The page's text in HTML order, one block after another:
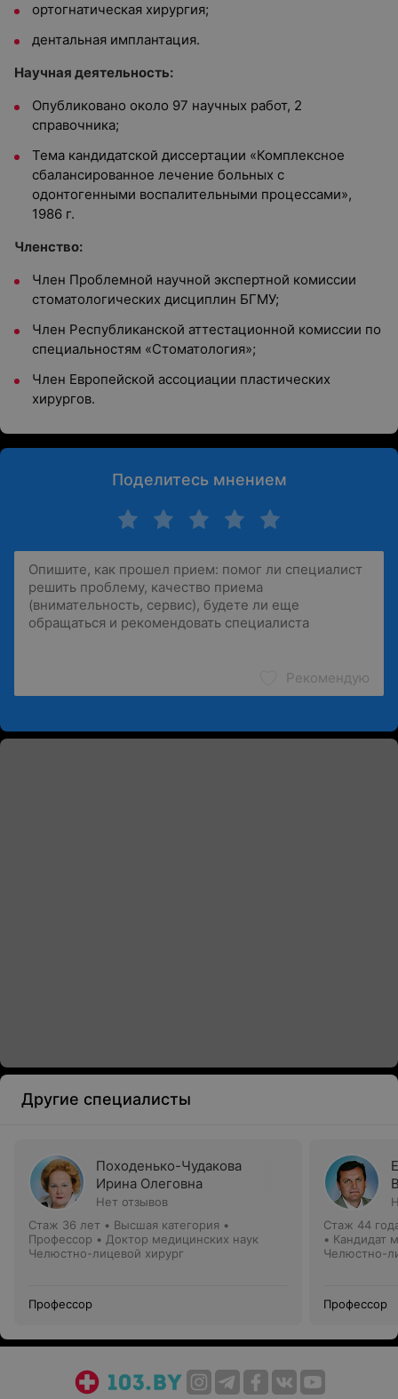
ортогнатическая хирургия;
дентальная имплантация.
Научная деятельность:
Опубликовано около 97 научных работ, 2
справочника;
Тема кандидатской диссертации «Комплексное
сбалансированное лечение больных с
одонтогенными воспалительными процессами»,
1986 г.
Членство:
Член Проблемной научной экспертной комиссии
стоматологических дисциплин БГМУ;
Член Республиканской аттестационной комиссии по
специальностям «Стоматология»;
Член Европейской ассоциации пластических
хирургов.
Поделитесь мнением
Рекомендую
Другие специалисты
Походенько-Чудакова
Ирина Олеговна
Нет отзывов
Стаж 36 лет • Высшая категория •
Профессор • Доктор медицинских наук
Челюстно-лицевой хирург
Профессор
Стаж 44
• Кандидат
Челюстно-
Профессор